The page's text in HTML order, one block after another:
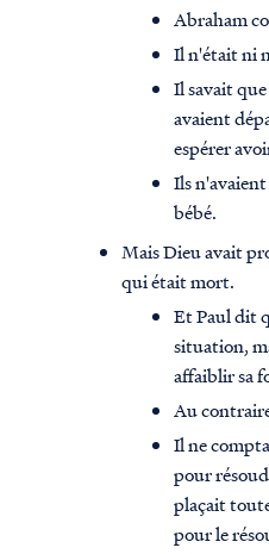
Abraham
Il n'était ni
Il savait
avaient
espérer
Ils
bébé.
Mais Dieu avait
qui était mort.
Et Paul dit
situation,
affaiblir sa
Au
Il ne
pour
plaçait
pour le